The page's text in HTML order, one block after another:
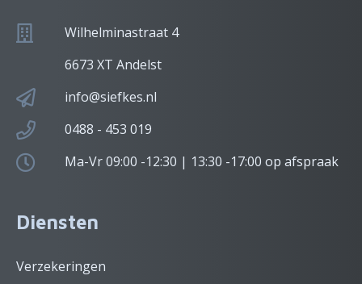
Wilhelminastraat 4
6673 XT Andelst
info@siefkes.nl
0488 - 453 019
Ma-Vr 09:00 -12:30 | 13:30 -17:00 op afspraak
Diensten
Verzekeringen